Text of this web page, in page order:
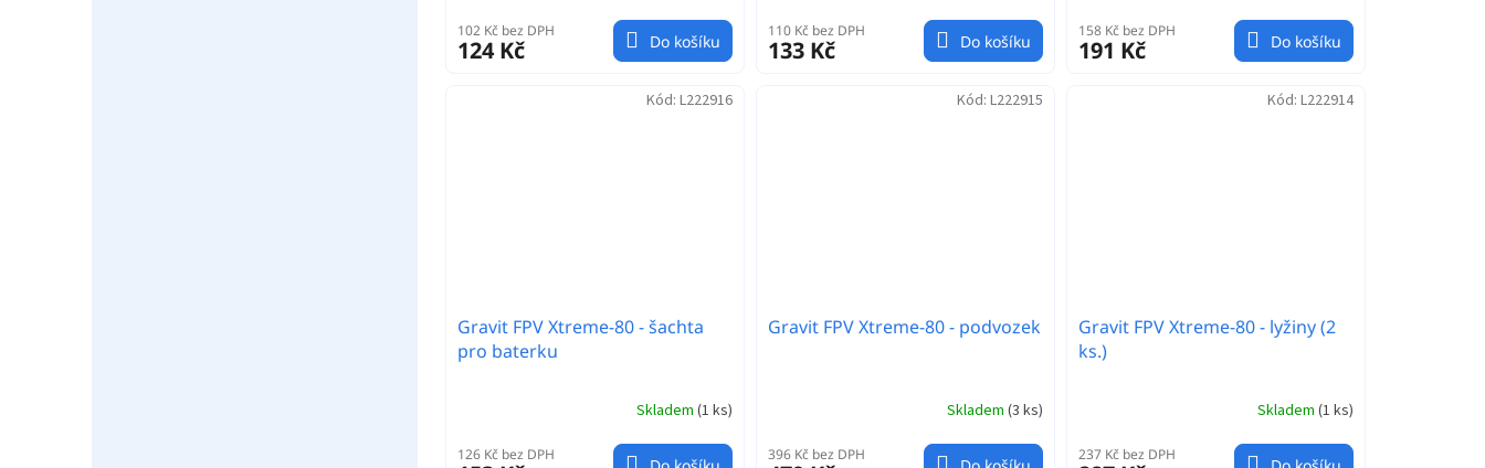
102 Kč bez DPH
124 Kč Do košíku
110 Kč bez DPH
133 Kč Do košíku
158 Kč bez DPH
191 Kč Do košíku
Gravit FPV Xtreme-80 - šachta
pro baterku
Skladem (1 ks)
126 Kč bez DPH
Kód: L222916
Gravit FPV Xtreme-80 - podvozek
Skladem (3 ks)
396 Kč bez DPH
Kód: L222915
Gravit FPV Xtreme-80 - lyžiny (2
ks.)
Skladem (1 ks)
237 Kč bez DPH
Kód: L222914